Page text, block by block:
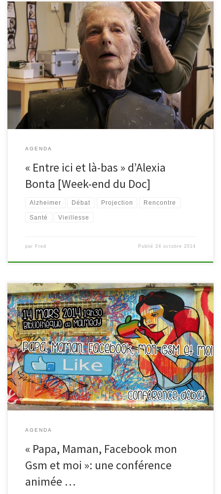
Venez assister à la projection du documentaire « Entre ici et là-bas
» d’Alexia Bonta le vendredi 14 novembre à 14h au Malmundarium
(entrée par la bibliothèque). La projection sera suivie d’une
discussion sur la vieillesse et la maladie d’Alzheimer. Anna,
Madame Lemaire, Dorothée, Germaine, Madame Des Rides,
Cécile, […]
AGENDA
« Entre ici et là-bas » d’Alexia
Bonta [Week-end du Doc]
Alzheimer Débat Projection Rencontre
Santé Vieillesse
par Fred Publié24 octobre 2014
Rendez-vous ce vendredi 14 mars 2014 à 19h30 à la bibliothèque
de Malmedy pour assister à une conférence-débat sur les
pratiques actuelles des jeunes sur les réseaux sociaux par Jean-Luc
Raymond (Expert en médias sociaux- Fr). Avec un focus particulier
sur: – l’identité en ligne – les facettes cachées de […]
AGENDA
« Papa, Maman, Facebook mon
Gsm et moi »: une conférence
animée …